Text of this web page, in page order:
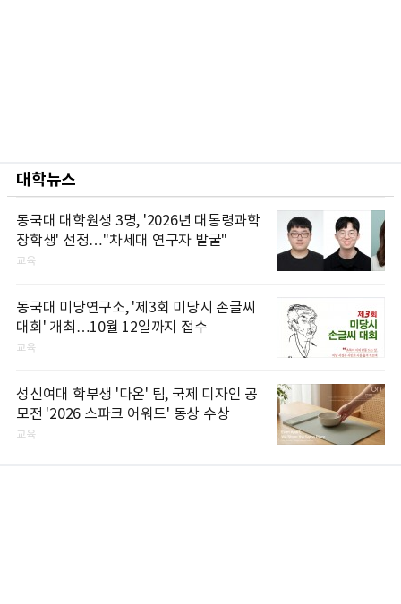
대학뉴스
동국대 대학원생 3명, '2026년 대통령과학
장학생' 선정…"차세대 연구자 발굴"
교육
동국대 미당연구소, '제3회 미당시 손글씨
대회' 개최…10월 12일까지 접수
교육
성신여대 학부생 '다온' 팀, 국제 디자인 공
모전 '2026 스파크 어워드' 동상 수상
교육